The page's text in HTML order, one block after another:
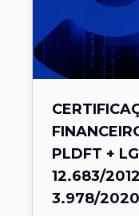
PLDFT +
12.683/
3.978/2020